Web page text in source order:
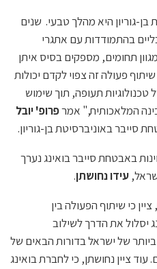
בן-גוריון היא מהלך טבעי. שנים
בהתמודדות עם אתגרי
תחומים, מספקים בסיס איתן
פעולה זה צפוי לקדם יכולות
תעופה, תוך שימוש
המלאכותית," אמרפרופ'יובל
באוניברסיטת בן-גוריון.
באבטחת סייבר בואינג נערך
עידו נחושתן.
, ציין כי שיתוף הפעולה בין
יסלול את הדרך לשילוב
ביותר של ישראל בדורות הבאים של
ציין נחושתן, כי לחברת בואינג